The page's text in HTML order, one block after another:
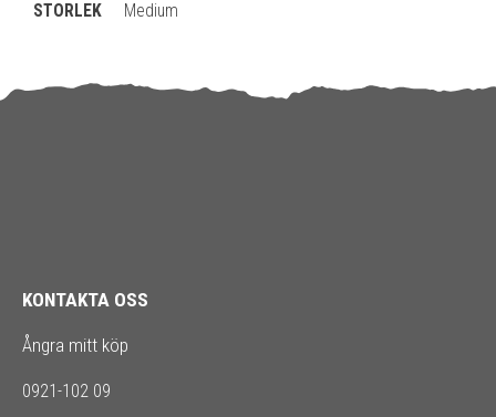
STORLEK Medium
KONTAKTA OSS
Ångra mitt köp
0921-102 09